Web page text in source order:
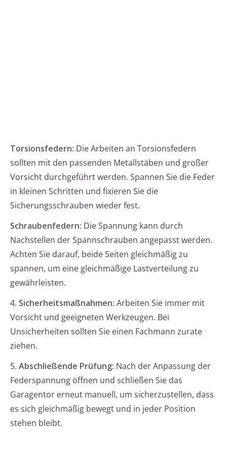
Torsionsfedern: Die Arbeiten an Torsionsfedern
sollten mit den passenden Metallstäben und großer
Vorsicht durchgeführt werden. Spannen Sie die Feder
in kleinen Schritten und fixieren Sie die
Sicherungsschrauben wieder fest.
Schraubenfedern: Die Spannung kann durch
Nachstellen der Spannschrauben angepasst werden.
Achten Sie darauf, beide Seiten gleichmäßig zu
spannen, um eine gleichmäßige Lastverteilung zu
gewährleisten.
4. Sicherheitsmaßnahmen: Arbeiten Sie immer mit
Vorsicht und geeigneten Werkzeugen. Bei
Unsicherheiten sollten Sie einen Fachmann zurate
ziehen.
5. Abschließende Prüfung: Nach der Anpassung der
Federspannung öffnen und schließen Sie das
Garagentor erneut manuell, um sicherzustellen, dass
es sich gleichmäßig bewegt und in jeder Position
stehen bleibt.